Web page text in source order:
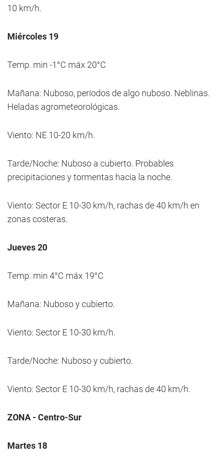
10 km/h.
Miércoles 19
Temp. min -1°C máx 20°C
Mañana: Nuboso, períodos de algo nuboso. Neblinas.
Heladas agrometeorológicas.
Viento: NE 10-20 km/h.
Tarde/Noche: Nuboso a cubierto. Probables
precipitaciones y tormentas hacia la noche.
Viento: Sector E 10-30 km/h, rachas de 40 km/h en
zonas costeras.
Jueves 20
Temp. min 4°C máx 19°C
Mañana: Nuboso y cubierto.
Viento: Sector E 10-30 km/h.
Tarde/Noche: Nuboso y cubierto.
Viento: Sector E 10-30 km/h, rachas de 40 km/h.
ZONA - Centro-Sur
Martes 18